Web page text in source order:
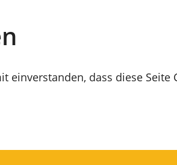
einverstanden, dass diese Seite